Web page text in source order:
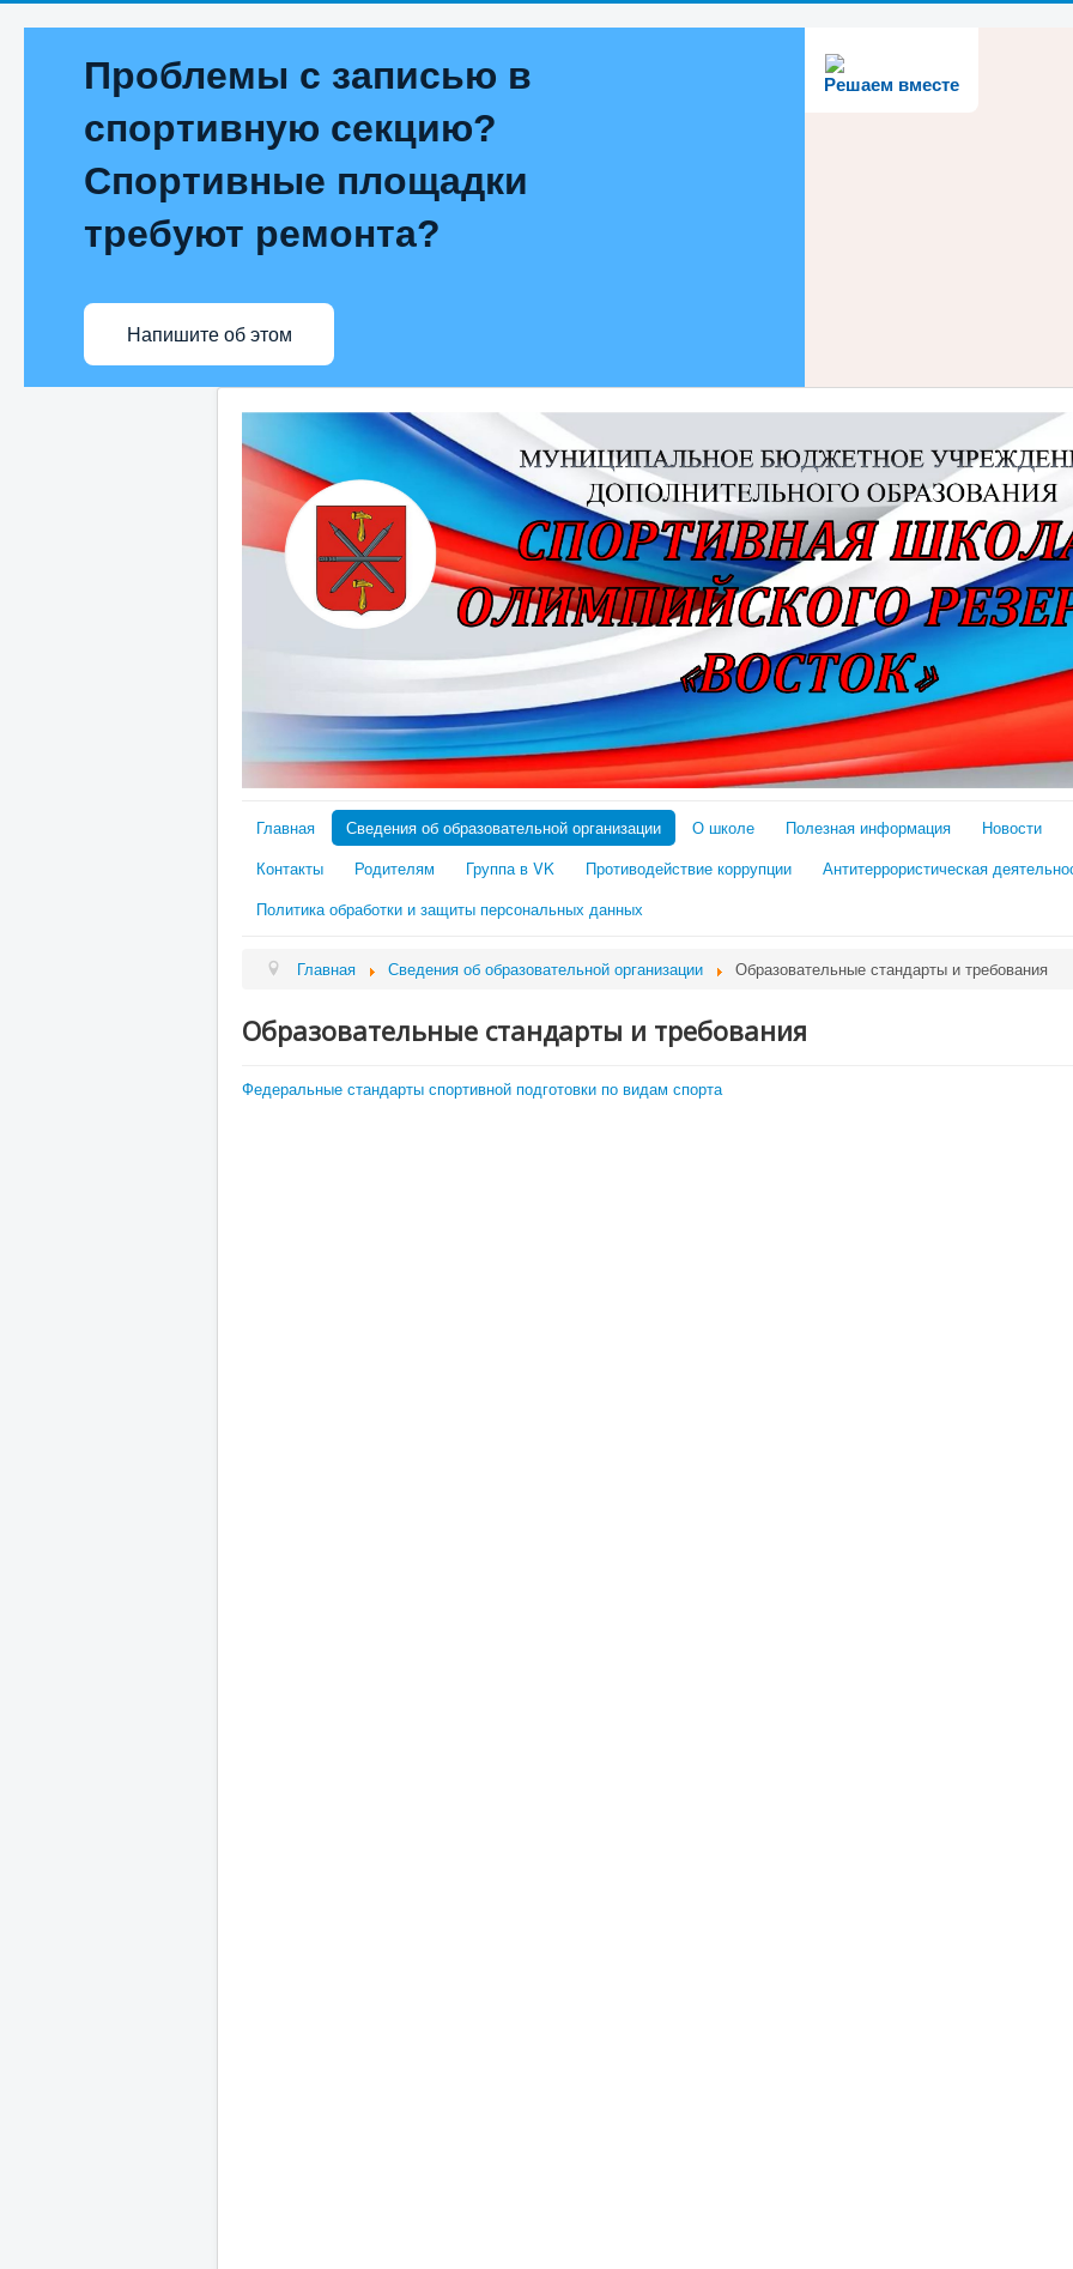
Решаем вместе
Проблемы с записью в
спортивную секцию?
Спортивные площадки
требуют ремонта?
Напишите об этом
Главная Сведения об образовательной организации О школе Полезная информация Новости
Контакты
Родителям Группа в VK Противодействие коррупции Антитеррористическая
Политика обработки и защиты персональных данных
Главная Сведения об образовательной организации Образовательные стандарты и требования
Образовательные стандарты и требования
Федеральные стандарты спортивной подготовки по видам спорта